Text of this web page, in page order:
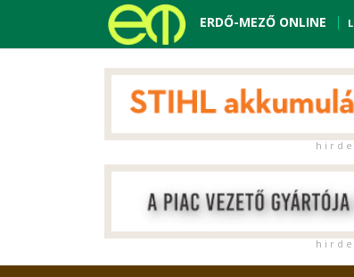
ERDŐ-MEZŐ ONLINE
h i r d
h i r d